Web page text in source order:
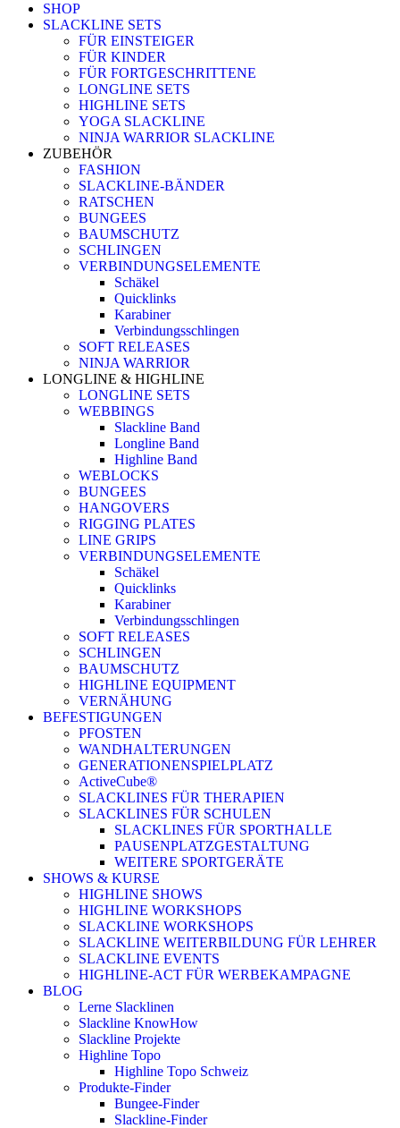
SHOP
SLACKLINE SETS
FÜR EINSTEIGER
FÜR KINDER
FÜR FORTGESCHRITTENE
LONGLINE SETS
HIGHLINE SETS
YOGA SLACKLINE
NINJA WARRIOR SLACKLINE
ZUBEHÖR
FASHION
SLACKLINE-BÄNDER
RATSCHEN
BUNGEES
BAUMSCHUTZ
SCHLINGEN
VERBINDUNGSELEMENTE
Schäkel
Quicklinks
Karabiner
Verbindungsschlingen
SOFT RELEASES
NINJA WARRIOR
LONGLINE & HIGHLINE
LONGLINE SETS
WEBBINGS
Slackline Band
Longline Band
Highline Band
WEBLOCKS
BUNGEES
HANGOVERS
RIGGING PLATES
LINE GRIPS
VERBINDUNGSELEMENTE
Schäkel
Quicklinks
Karabiner
Verbindungsschlingen
SOFT RELEASES
SCHLINGEN
BAUMSCHUTZ
HIGHLINE EQUIPMENT
VERNÄHUNG
BEFESTIGUNGEN
PFOSTEN
WANDHALTERUNGEN
GENERATIONENSPIELPLATZ
ActiveCube®
SLACKLINES FÜR THERAPIEN
SLACKLINES FÜR SCHULEN
SLACKLINES FÜR SPORTHALLE
PAUSENPLATZGESTALTUNG
WEITERE SPORTGERÄTE
SHOWS & KURSE
HIGHLINE SHOWS
HIGHLINE WORKSHOPS
SLACKLINE WORKSHOPS
SLACKLINE WEITERBILDUNG FÜR LEHRER
SLACKLINE EVENTS
HIGHLINE-ACT FÜR WERBEKAMPAGNE
BLOG
Lerne Slacklinen
Slackline KnowHow
Slackline Projekte
Highline Topo
Highline Topo Schweiz
Produkte-Finder
Bungee-Finder
Slackline-Finder